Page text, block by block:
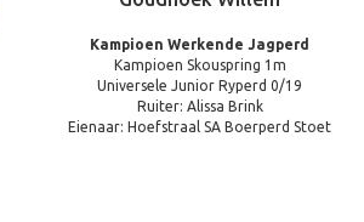
Kampioen Werkende Jagperd
Kampioen Skouspring 1m
Universele Junior Ryperd 0/19
Ruiter: Alissa Brink
Eienaar: Hoefstraal SA Boerperd Stoet